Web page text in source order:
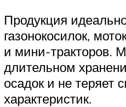
Продукция
газонокосилок,
и мини-тракторов.
длительном
осадок и не теряет
характеристик.